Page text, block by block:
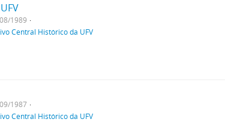
1989
Central Histórico da UFV
1987
Central Histórico da UFV